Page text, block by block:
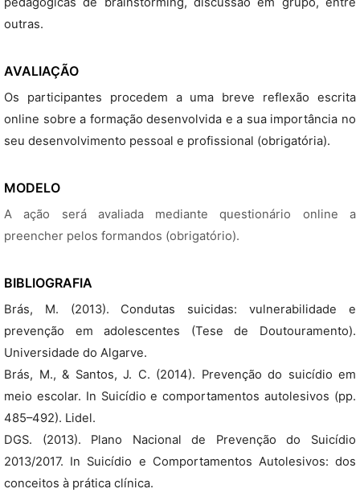
outras.
AVALIAÇÃO
Os participantes procedem a uma breve reflexão escrita
online sobre a formação desenvolvida e a sua importância no
seu desenvolvimento pessoal e profissional (obrigatória).
MODELO
A ação será avaliada mediante questionário online a
preencher pelos formandos (obrigatório).
BIBLIOGRAFIA
Brás, M. (2013). Condutas suicidas: vulnerabilidade e
prevenção em adolescentes (Tese de Doutouramento).
Universidade do Algarve.
Brás, M., & Santos, J. C. (2014). Prevenção do suicídio em
meio escolar. In Suicídio e comportamentos autolesivos (pp.
485–492). Lidel.
DGS. (2013). Plano Nacional de Prevenção do Suicídio
2013/2017. In Suicídio e Comportamentos Autolesivos: dos
conceitos à prática clínica.